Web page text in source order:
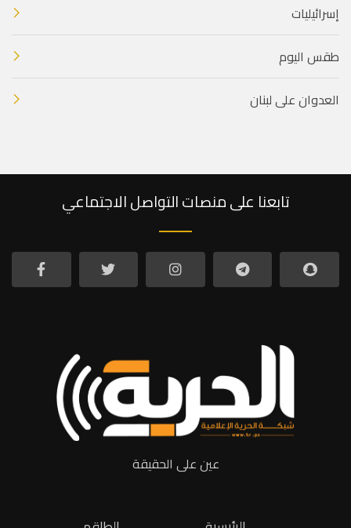
إسرائيليات
طقس اليوم
العدوان على لبنان
تابعنا على منصات التواصل الاجتماعي
عين على الحقيقة